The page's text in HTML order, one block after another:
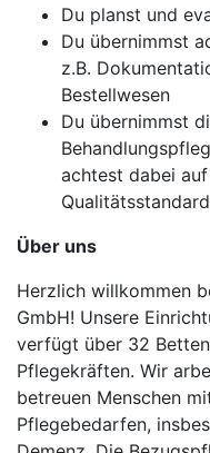
Du planst und
Du übernimmst
z.B.
Bestellwesen
Du übernimmst
achtest dabei
Über uns
Herzlich willkommen
GmbH! Unsere
verfügt über 32
Pflegekräften. Wir
betreuen Menschen
Pflegebedarfen,